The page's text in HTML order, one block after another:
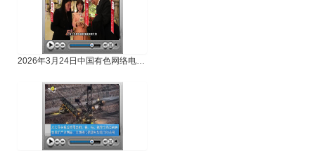
2026年3月24日中国有色网络电视新闻